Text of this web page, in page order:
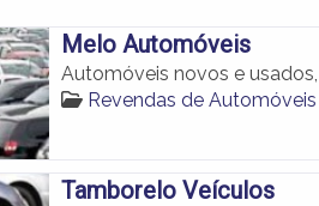
Melo Automóveis
Automóveis novos e
Revendas de
Tamborelo Veículos